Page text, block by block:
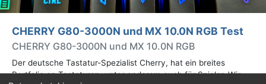
CHERRY G80-3000N und MX 10.0N RGB Test
CHERRY G80-3000N und MX 10.0N RGB
Der deutsche Tastatur-Spezialist Cherry, hat ein breites
Portfolio an Tastaturen, unter anderem auch für Spieler. Wir